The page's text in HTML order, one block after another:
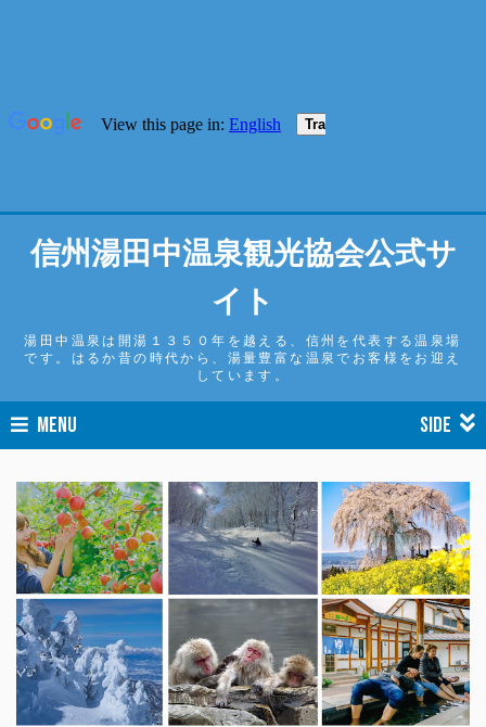
信州湯田中温泉観光協会公式サ
イト
湯田中温泉は開湯１３５０年を越える、信州を代表する温泉場
です。はるか昔の時代から、湯量豊富な温泉でお客様をお迎え
しています。
MENU SIDE